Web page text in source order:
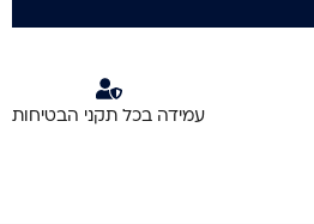
עמידה בכל תקני הבטיחות